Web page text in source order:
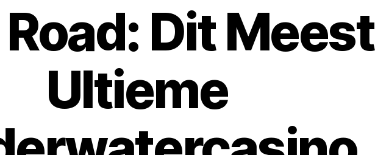
Dit Meest
Ultieme